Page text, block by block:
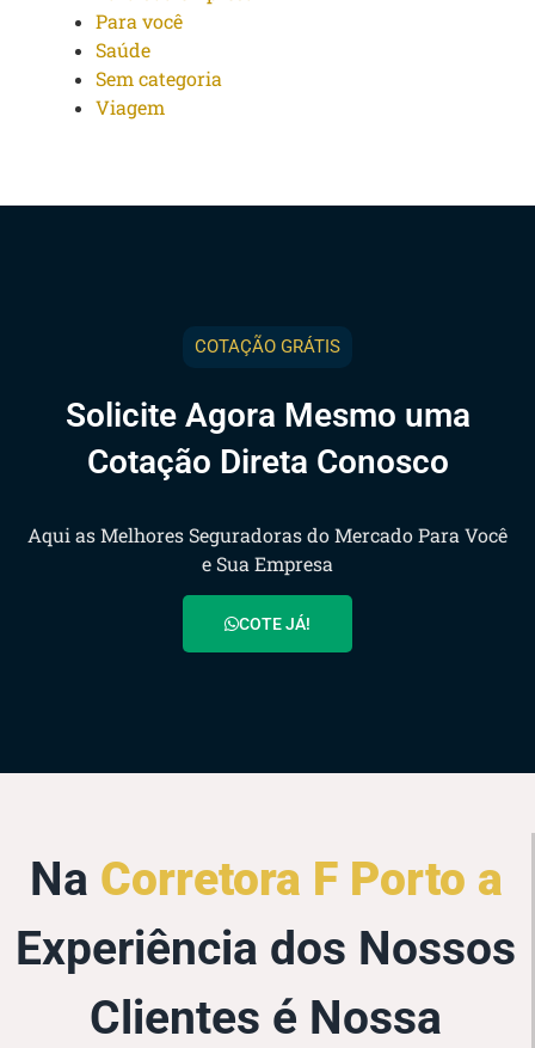
Para você
Saúde
Sem categoria
Viagem
COTAÇÃO GRÁTIS
Solicite Agora Mesmo uma
Cotação Direta Conosco
Aqui as Melhores Seguradoras do Mercado Para Você
e Sua Empresa
COTE JÁ!
Na Corretora F Porto a
Experiência dos Nossos
Clientes é Nossa